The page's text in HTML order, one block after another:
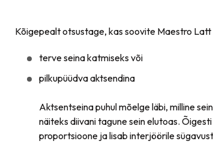
Kõigepealt otsustage, kas soovite Maestro
terve seina katmiseks või
pilkupüüdva aktsendina
Aktsentseina puhul mõelge läbi, milline
näiteks diivani tagune sein elutoas.
proportsioone ja lisab interjöörile